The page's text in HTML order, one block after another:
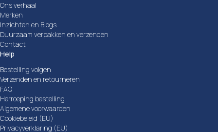
Ons verhaal
Merken
Inzichten en Blogs
Duurzaam verpakken en verzenden
Contact
Help
Bestelling volgen
Verzenden en retourneren
FAQ
Herroeping bestelling
Algemene voorwaarden
Cookiebeleid (EU)
Privacyverklaring (EU)